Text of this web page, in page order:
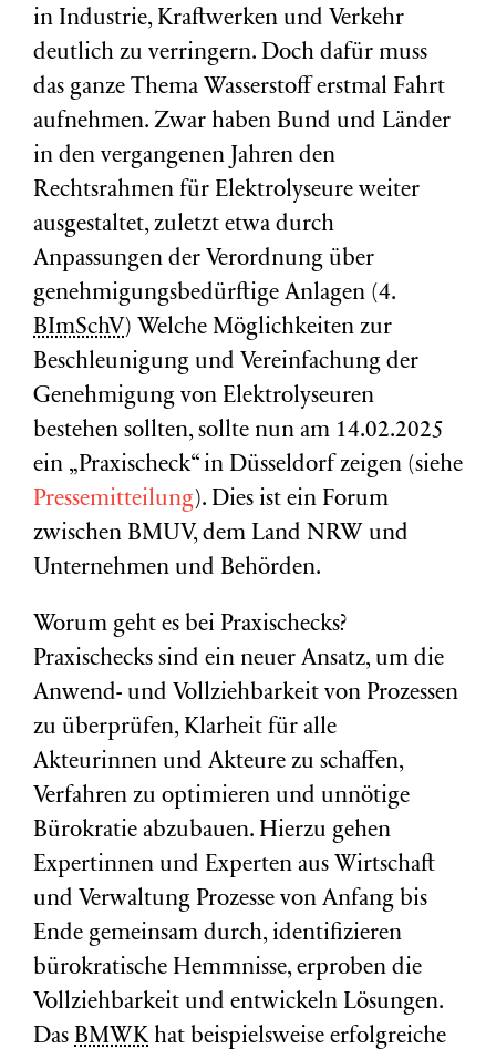
in Industrie, Kraftwerken und Verkehr
deutlich zu verringern. Doch dafür muss
das ganze Thema Wasserstoff erstmal Fahrt
aufnehmen. Zwar haben Bund und Länder
in den vergangenen Jahren den
Rechtsrahmen für Elektrolyseure weiter
ausgestaltet, zuletzt etwa durch
Anpassungen der Verordnung über
genehmigungsbedürftige Anlagen (4.
BImSchV ) Welche Möglichkeiten zur
Beschleunigung und Vereinfachung der
Genehmigung von Elektrolyseuren
bestehen sollten, sollte nun am 14.02.2025
ein „Praxischeck“ in Düsseldorf zeigen (siehe
Pressemitteilung). Dies ist ein Forum
zwischen BMUV, dem Land NRW und
Unternehmen und Behörden.
Worum geht es bei Praxischecks?
Praxischecks sind ein neuer Ansatz, um die
Anwend- und Vollziehbarkeit von Prozessen
zu überprüfen, Klarheit für alle
Akteurinnen und Akteure zu schaffen,
Verfahren zu optimieren und unnötige
Bürokratie abzubauen. Hierzu gehen
Expertinnen und Experten aus Wirtschaft
und Verwaltung Prozesse von Anfang bis
Ende gemeinsam durch, identifizieren
bürokratische Hemmnisse, erproben die
Vollziehbarkeit und entwickeln Lösungen.
Das BMWKhat beispielsweise erfolgreiche